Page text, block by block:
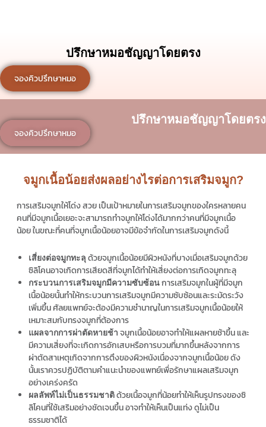
ปรึกษาหมอชัญญาโดยตรง
จองคิวปรึกษาหมอ
ปรึกษาหมอชัญญาโดยตรง
จองคิวปรึกษาหมอ
จมูกเนื้อน้อยส่งผลอย่างไรต่อการเสริมจมูก?
การเสริมจมูกให้โด่ง สวย เป็นเป้าหมายในการเสริมจมูกของใครหลายคน
คนที่มีจมูกเนื้อเยอะจะสามารถทำจมูกให้โด่งได้มากกว่าคนที่มีจมูกเนื้อ
น้อย ในขณะที่คนที่จมูกเนื้อน้อยอาจมีข้อจำกัดในการเสริมจมูกดังนี้
เสี่ยงต่อจมูกทะลุ ด้วยจมูกเนื้อน้อยมีผิวหนังที่บางเมื่อเสริมจมูกด้วย
ซิลิโคนอาจเกิดการเสียดสีที่จมูกได้ทำให้เสี่ยงต่อการเกิดจมูกทะลุ
กระบวนการเสริมจมูกมีความซับซ้อนการเสริมจมูกในผู้ที่มีจมูก
เนื้อน้อยนั้นทำให้กระบวนการเสริมจมูกมีความซับซ้อนและระมัดระวัง
เพิ่มขึ้น ศัลยแพทย์จะต้องมีความชำนาญในการเสริมจมูกเนื้อน้อยให้
เหมาะสมกับทรงจมูกที่ต้องการ
แผลจากการผ่าตัดหายช้า จมูกเนื้อน้อยอาจทำให้แผลหายช้าขึ้น และ
มีความเสี่ยงที่จะเกิดการอักเสบหรือการบวมที่มากขึ้นหลังจากการ
ผ่าตัดสาเหตุเกิดจากการตึงของผิวหนังเนื่องจากจมูกเนื้อน้อย ดัง
นั้นเราควรปฏิบัติตามคำแนะนำของแพทย์เพื่อรักษาแผลเสริมจมูก
อย่างเคร่งครัด
ผลลัพท์ไม่เป็นธรรมชาติด้วยเนื้อจมูกที่น้อยทำให้เห็นรูปทรงของซิ
ลิโคนที่ใช้เสริมอย่างชัดเจนขึ้น อาจทำให้เห็นเป็นแท่ง ดูไม่เป็น
ธรรมชาติได้